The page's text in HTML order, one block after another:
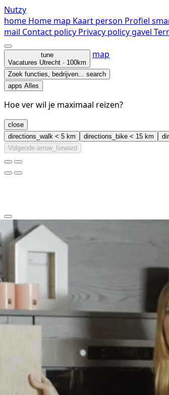
Nutzy
home Home map Kaart person Profiel
mail Contact policy Privacy policygavel
tune
Vacatures Utrecht · 100km
map
Zoek functies, bedrijven... search
apps Alles
Hoe ver wil je maximaal reizen?
close
directions_walk < 5 km directions_bike < 15 km
Volgende arrow_forward
arrow_back_ios_new
favorite
share